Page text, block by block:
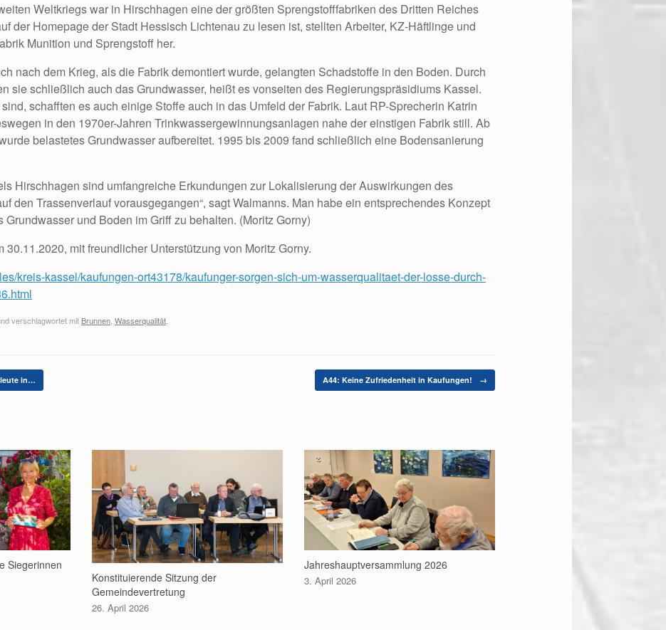
Weltkriegs war in Hirschhagen eine der größten Sprengstofffabriken des Dritten Reiches
der Homepage der Stadt Hessisch Lichtenau zu lesen ist, stellten Arbeiter, KZ-Häftlinge und
Munition und Sprengstoff her.
nach dem Krieg, als die Fabrik demontiert wurde, gelangten Schadstoffe in den Boden. Durch
sie schließlich auch das Grundwasser, heißt es vonseiten des Regierungspräsidiums Kassel.
schafften es auch einige Stoffe auch in das Umfeld der Fabrik. Laut RP-Sprecherin Katrin
in den 1970er-Jahren Trinkwassergewinnungsanlagen nahe der einstigen Fabrik still. Ab
belastetes Grundwasser aufbereitet. 1995 bis 2009 fand schließlich eine Bodensanierung
Hirschhagen sind umfangreiche Erkundungen zur Lokalisierung der Auswirkungen des
den Trassenverlauf vorausgegangen“, sagt Walmanns. Man habe ein entsprechendes Konzept
Grundwasser und Boden im Griff zu behalten. (Moritz Gorny)
30.11.2020, mit freundlicher Unterstützung von Moritz Gorny.
kreis-kassel/kaufungen-ort43178/kaufunger-sorgen-sich-um-wasserqualitaet-der-losse-durch-
verschlagwortet mit Brunnen Wasserqualität
in… A44: Keine Zufriedenheit in Kaufungen! →
Siegerinnen
Konstituierende Sitzung der
Gemeindevertretung
26. April 2026
Jahreshauptversammlung 2026
3. April 2026